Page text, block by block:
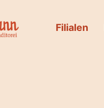
Filialen